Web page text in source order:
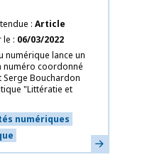
Article
le
06/03/2022
numérique lance un
numéro coordonné
Bouchardon
"Littératie et
numériques
En savoir plus